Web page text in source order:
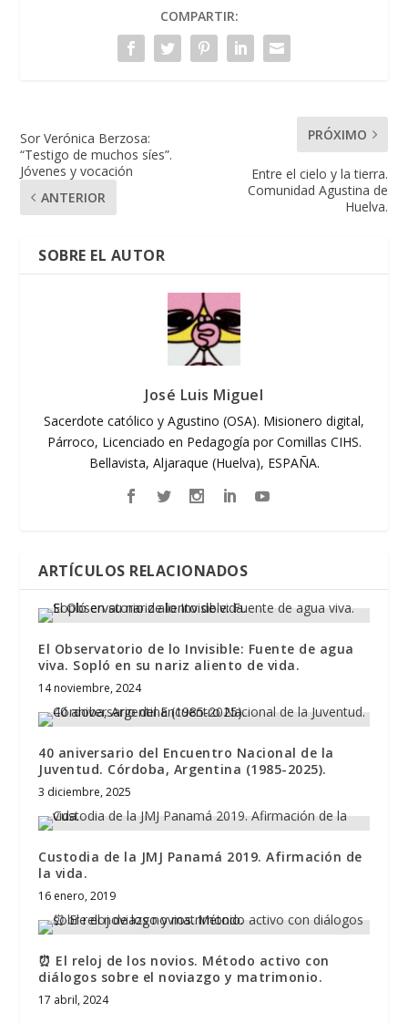
COMPARTIR:
Sor Verónica Berzosa:
“Testigo de muchos síes”.
Jóvenes y vocación
ANTERIOR
PRÓXIMO
Entre el cielo y la tierra.
Comunidad Agustina de
Huelva.
SOBRE EL AUTOR
José Luis Miguel
Sacerdote católico y Agustino (OSA). Misionero digital,
Párroco, Licenciado en Pedagogía por Comillas CIHS.
Bellavista, Aljaraque (Huelva), ESPAÑA.
ARTÍCULOS RELACIONADOS
El Observatorio de lo Invisible: Fuente de agua
viva. Sopló en su nariz aliento de vida.
14 noviembre, 2024
40 aniversario del Encuentro Nacional de la
Juventud. Córdoba, Argentina (1985-2025).
3 diciembre, 2025
Custodia de la JMJ Panamá 2019. Afirmación de
la vida.
16 enero, 2019
⏰ El reloj de los novios. Método activo con
diálogos sobre el noviazgo y matrimonio.
17 abril, 2024